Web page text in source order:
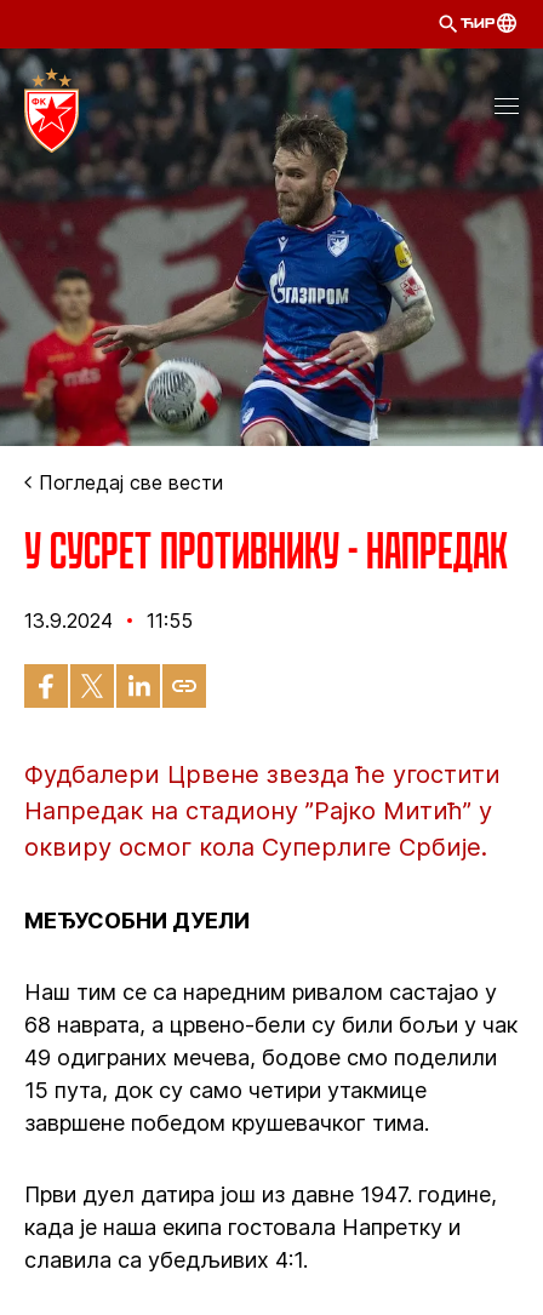
ЋИР
Погледај све вести
У сусрет противнику - Напредак
13.9.2024 11:55
Фудбалери Црвене звезда ће угостити
Напредак на стадиону ”Рајко Митић” у
оквиру осмог кола Суперлиге Србије.
МЕЂУСОБНИ ДУЕЛИ
Наш тим се са наредним ривалом састајао у
68 наврата, а црвено-бели су били бољи у чак
49 одиграних мечева, бодове смо поделили
15 пута, док су само четири утакмице
завршене победом крушевачког тима.
Први дуел датира још из давне 1947. године,
када је наша екипа гостовала Напретку и
славила са убедљивих 4:1.